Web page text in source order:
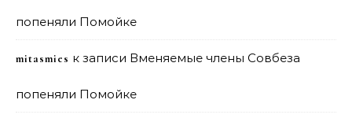
попеняли Помойке
mitasmies к записи Вменяемые члены Совбеза
попеняли Помойке